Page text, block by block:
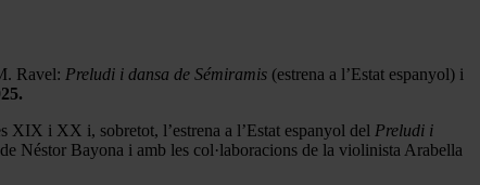
Ravel: Preludi i dansa de Sémiramis (estrena a l’Estat espanyol) i
XIX i XX i, sobretot, l’estrena a l’Estat espanyol del Preludi i
Néstor Bayona i amb les col·laboracions de la violinista Arabella